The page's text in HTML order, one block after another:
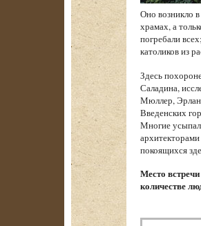
Оно возникло
храмах, а
погребали
католиков из
Здесь
Саладина,
Мюллер,
Введенских
Многие
покоящихся
Место
количестве